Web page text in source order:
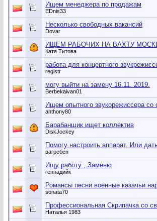
Ищем менеджера по продажам
EDnis33
Несколько свободных вакансий
Dovar
ИЩЕМ РАБОЧИХ НА ВАХТУ
Катя Титова
работа для концертного
registr
могу выйти на замену 16.11. 2019.
Berbekaivan01
Ищем опытного звукорежиссера со
anthony80
Барабанщик ищет коллектив
DiskJockey
Помогу настроить аппарат. Или
вагребен
Ищу работу , Заменю
геннадийк
Романсы песни военные казачьи
sonata70
Профессиональная Скрипачка со
Наталья 1983